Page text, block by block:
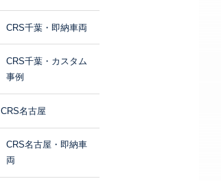
CRS千葉・即納車両
CRS千葉・カスタム
事例
CRS名古屋
CRS名古屋・即納車
両